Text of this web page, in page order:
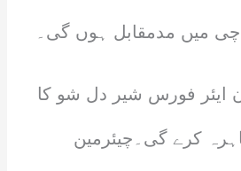
میں مدمقابل ہوں گی۔
ایئر فورس شیر دل شو کا
کرے گی۔چیئرمین